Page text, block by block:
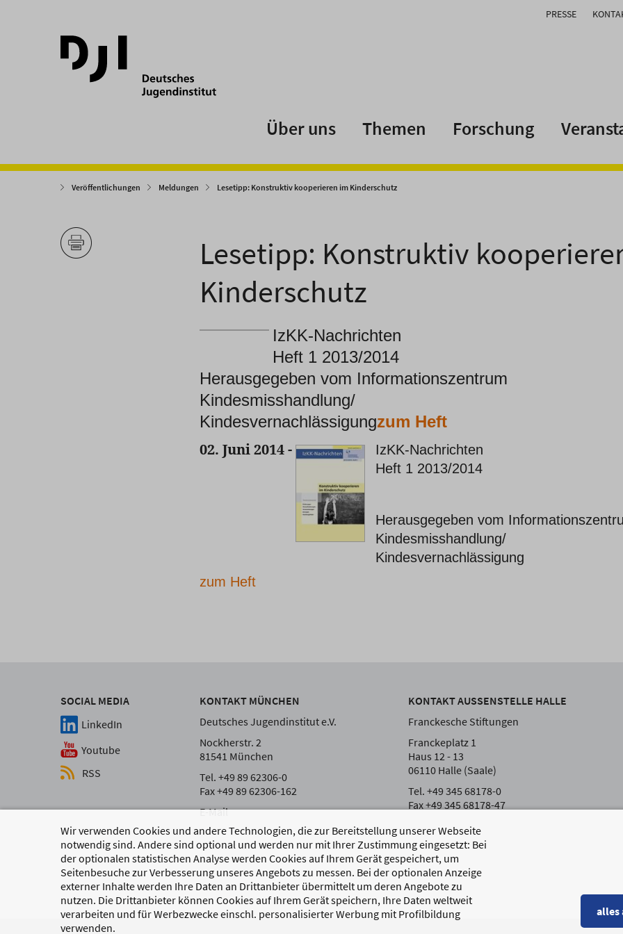
PRESSE
Über uns Themen Forschung
Wir verwenden Cookies und andere Technologien, die zur Bereitstellung unserer Webseite
notwendig sind. Andere sind optional und werden nur mit Ihrer Zustimmung eingesetzt: Bei
der optionalen statistischen Analyse werden Cookies auf Ihrem Gerät gespeichert, um
Seitenbesuche zur Verbesserung unseres Angebots zu messen. Bei der optionalen Anzeige
externer Inhalte werden Ihre Daten an Drittanbieter übermittelt um deren Angebote zu
nutzen. Die Drittanbieter können Cookies auf Ihrem Gerät speichern, Ihre Daten weltweit
verarbeiten und für Werbezwecke einschl. personalisierter Werbung mit Profilbildung
verwenden.
alles
Veröffentlichungen Meldungen Lesetipp: Konstruktiv kooperieren im Kinderschutz
Lesetipp: Konstruktiv
Kinderschutz
IzKK-Nachrichten
Heft 1 2013/2014
Herausgegeben vom Informationszentrum
Kindesmisshandlung/
Kindesvernachlässigungzum Heft
02. Juni 2014 -
IzKK-Nachrichten
Heft 1 2013/2014
Herausgegeben vom
Kindesmisshandlung/
Kindesvernachlässigung
zum Heft
SOCIAL MEDIA
LinkedIn
Youtube
RSS
KONTAKT MÜNCHEN
Deutsches Jugendinstitut e.V.
Nockherstr. 2
81541 München
Tel. +49 89 62306-0
Fax +49 89 62306-162
E-Mail
KONTAKT AUSSENSTELLE HALLE
Franckesche Stiftungen
Franckeplatz 1
Haus 12 - 13
06110 Halle (Saale)
Tel. +49 345 68178-0
Fax +49 345 68178-47